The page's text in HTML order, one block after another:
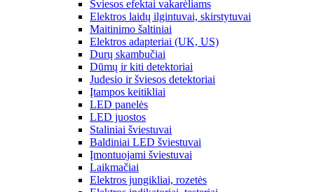
Šviesos efektai vakarėliams
Elektros laidų ilgintuvai, skirstytuvai
Maitinimo šaltiniai
Elektros adapteriai (UK, US)
Durų skambučiai
Dūmų ir kiti detektoriai
Judesio ir šviesos detektoriai
Įtampos keitikliai
LED panelės
LED juostos
Staliniai šviestuvai
Baldiniai LED šviestuvai
Įmontuojami šviestuvai
Laikmačiai
Elektros jungikliai, rozetės